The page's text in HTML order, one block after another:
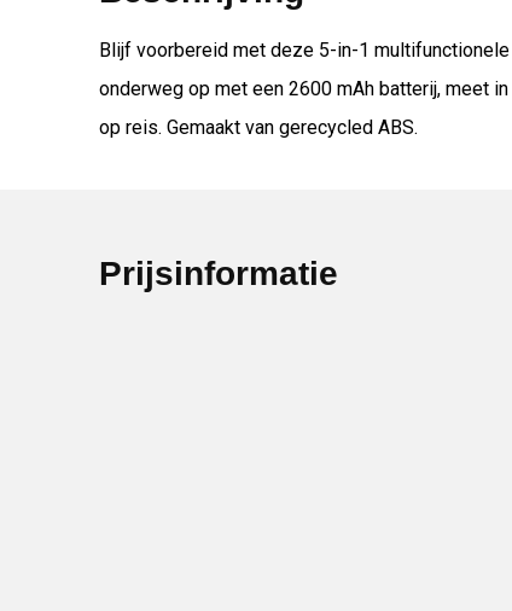
Blijf voorbereid met deze 5-in-1
onderweg op met een 2600 mAh batterij, meet
op reis. Gemaakt van gerecycled ABS.
Prijsinformatie